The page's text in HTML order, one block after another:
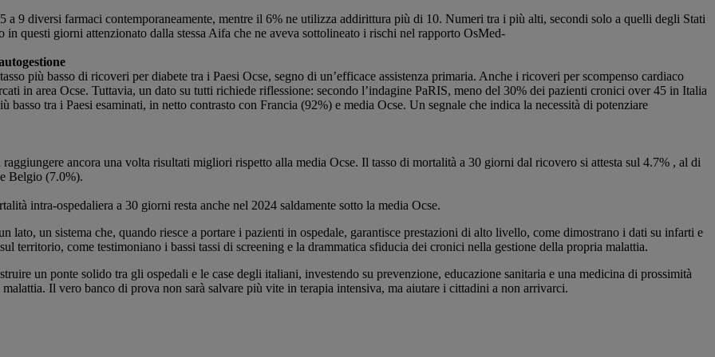
a 9 diversi farmaci contemporaneamente, mentre il 6% ne utilizza addirittura più di 10. Numeri tra i più alti, secondi solo a quelli degli Stati
questi giorni attenzionato dalla stessa Aifa che ne aveva sottolineato i rischi nel rapporto OsMed-
più basso di ricoveri per diabete tra i Paesi Ocse, segno di un’efficace assistenza primaria. Anche i ricoveri per scompenso cardiaco
in area Ocse. Tuttavia, un dato su tutti richiede riflessione: secondo l’indagine PaRIS, meno del 30% dei pazienti cronici over 45 in Italia
tra i Paesi esaminati, in netto contrasto con Francia (92%) e media Ocse. Un segnale che indica la necessità di potenziare
ancora una volta risultati migliori rispetto alla media Ocse. Il tasso di mortalità a 30 giorni dal ricovero si attesta sul 4.7% , al di
Belgio (7.0%).
intra-ospedaliera a 30 giorni resta anche nel 2024 saldamente sotto la media Ocse.
lato, un sistema che, quando riesce a portare i pazienti in ospedale, garantisce prestazioni di alto livello, come dimostrano i dati su infarti e
territorio, come testimoniano i bassi tassi di screening e la drammatica sfiducia dei cronici nella gestione della propria malattia.
un ponte solido tra gli ospedali e le case degli italiani, investendo su prevenzione, educazione sanitaria e una medicina di prossimità
Il vero banco di prova non sarà salvare più vite in terapia intensiva, ma aiutare i cittadini a non arrivarci.